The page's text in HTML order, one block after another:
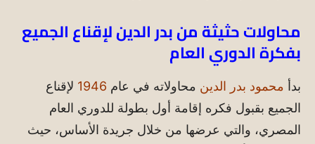
محاولات حثيثة من بدر الدين لإقناع الجميع
بفكرة الدوري العام
بدأ محمود بدر الدين محاولاته في عام 1946 لإقناع
الجميع بقبول فكره إقامة أول بطولة للدوري العام
المصري، والتي عرضها من خلال جريدة الأساس، حيث